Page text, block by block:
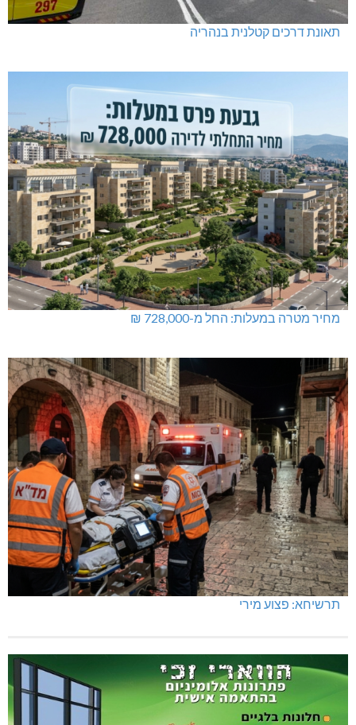
תאונת דרכים קטלנית בנהריה
מחיר מטרה במעלות: החל מ-728,000 ₪
תרשיחא: פצוע מירי